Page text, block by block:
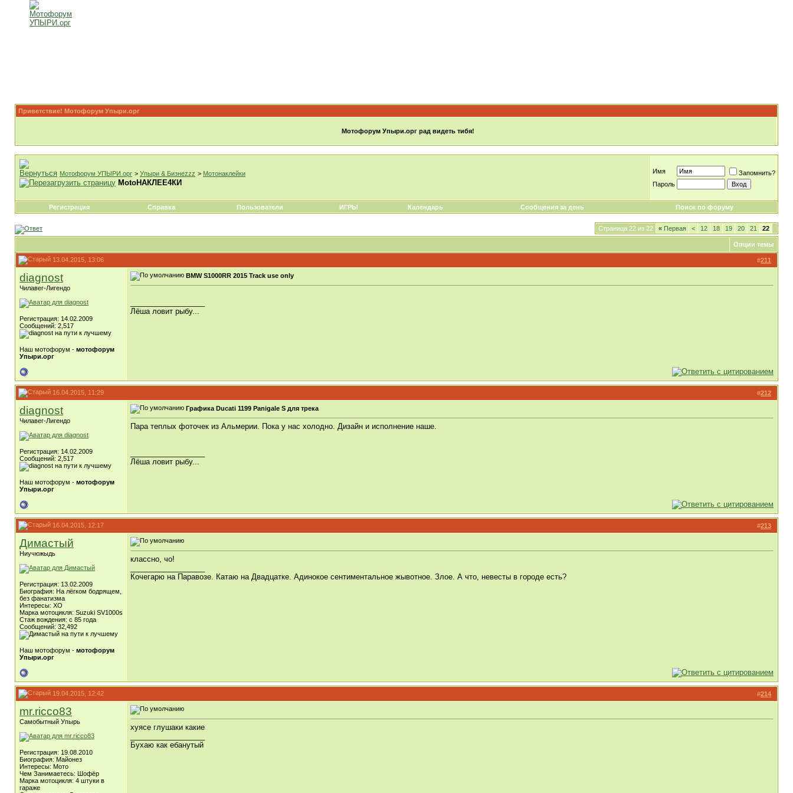
Приветствие! Мотофорум Упыри.орг
Мотофорум Упыри.орг рад видеть тибя!
Мотофорум УПЫРИ.орг > Упыри & Бизнеzzz > Мотонаклейки
МоtоНАКЛЕЕ4КИ
Имя
Запомнить?
Пароль
Регистрация Справка Пользователи ИГРЫ Календарь Сообщения за день Поиск по форуму
Страница 22 из 22 « Первая < 12 18 19 20 21 22
Опции темы
13.04.2015, 13:06 #211
diagnost
Чилавег-Лигендо
Регистрация: 14.02.2009
Сообщений: 2,517
Наш мотофорум - мотофорум
Упыри.орг
BMW S1000RR 2015 Track use only
Лёша ловит рыбу...
16.04.2015, 11:29 #212
diagnost
Чилавег-Лигендо
Регистрация: 14.02.2009
Сообщений: 2,517
Наш мотофорум - мотофорум
Упыри.орг
Графика Ducati 1199 Panigale S для трека
Пара теплых фоточек из Альмерии. Пока у нас холодно. Дизайн и исполнение наше.
Лёша ловит рыбу...
16.04.2015, 12:17 #213
Димастый
Ниучюжыдь
Регистрация: 13.02.2009
Биография: На лёгком бодрящем,
без фанатизма
Интересы: ХО
Марка мотоцикля: Suzuki SV1000s
Стаж вождения: с 85 года
Сообщений: 32,492
Наш мотофорум - мотофорум
Упыри.орг
классно, чо!
Кочегарю на Паравозе. Катаю на Двадцатке. Адинокое сентиментальное жывотное. Злое. А что, невесты в городе есть?
19.04.2015, 12:42 #214
mr.ricco83
Самобытный Упырь
Регистрация: 19.08.2010
Биография: Майонез
Интересы: Мото
Чем Занимаетесь: Шофёр
Марка мотоцикля: 4 штуки в
гараже
хуясе глушаки какие
Бухаю как ебанутый